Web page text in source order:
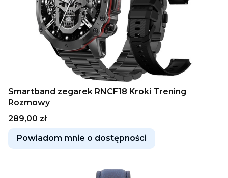
Smartband zegarek RNCF18 Kroki Trening
Rozmowy
Cena
289,00 zł
Powiadom mnie o dostępności